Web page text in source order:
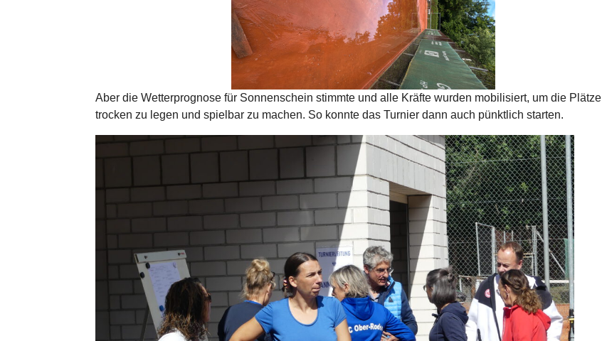
Aber die Wetterprognose für Sonnenschein stimmte und alle Kräfte wurden mobilisiert, um die Plätze
trocken zu legen und spielbar zu machen. So konnte das Turnier dann auch pünktlich starten.